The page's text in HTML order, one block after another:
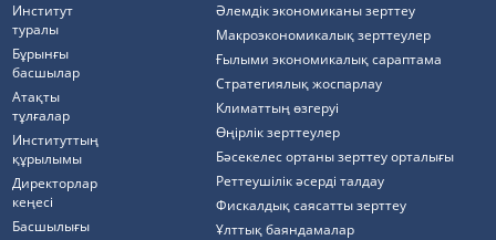
Институт
туралы
Бұрынғы
басшылар
Атақты
тұлғалар
Институттың
құрылымы
Директорлар
кеңесі
Басшылығы
Әлемдік экономиканы зерттеу
Макроэкономикалық зерттеулер
Ғылыми экономикалық сараптама
Стратегиялық жоспарлау
Климаттың өзгеруі
Өңірлік зерттеулер
Бәсекелес ортаны зерттеу орталығы
Реттеушілік әсерді талдау
Фискалдық саясатты зерттеу
Ұлттық баяндамалар